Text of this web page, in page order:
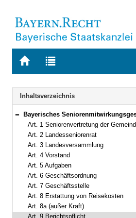
Zur
BAYERN.RECHT
Zur
letzten
Suche
Navigation
Inhaltsverzeichnis
Bereich reduzieren
Bayerisches Seniorenmitwirkungsgesetz (BaySenG) Vom 10. März 2023
Art. 1 Seniorenvertretung der
Art. 2 Landesseniorenrat
Art. 3 Landesversammlung
Art. 4 Vorstand
Art. 5 Aufgaben
Art. 6 Geschäftsordnung
Art. 7 Geschäftsstelle
Art. 8 Erstattung von Reisekosten
Art. 8a (außer Kraft)
Art. 9 Berichtspflicht